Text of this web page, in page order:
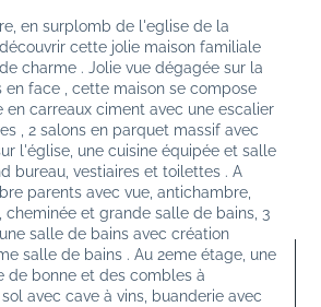
en surplomb de l'eglise de la
cette jolie maison familiale
charme . Jolie vue dégagée sur la
face , cette maison se compose
en carreaux ciment avec une escalier
, 2 salons en parquet massif avec
l'église, une cuisine équipée et salle
bureau, vestiaires et toilettes . A
parents avec vue, antichambre,
cheminée et grande salle de bains, 3
salle de bains avec création
salle de bains . Au 2eme étage, une
de bonne et des combles à
avec cave à vins, buanderie avec